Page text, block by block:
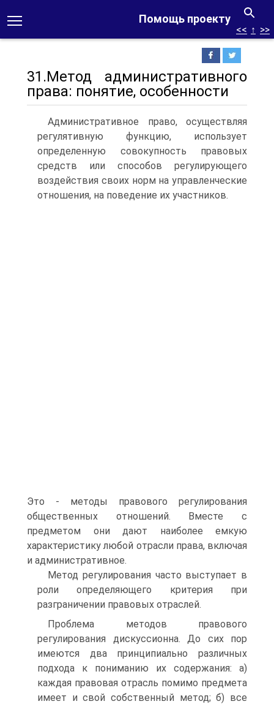
Помощь проекту
<< ↑ >>
31.Метод административного
права: понятие, особенности
Административное право, осуществляя
регулятивную функцию, использует
определенную совокупность правовых
средств или способов регулирующего
воздействия своих норм на управленческие
отношения, на поведение их участников.
Это - методы правового регулирования
общественных отношений. Вместе с
предметом они дают наиболее емкую
характеристику любой отрасли права, включая
и административное.
Метод регулирования часто выступает в
роли определяющего критерия при
разграничении правовых отраслей.
Проблема методов правового
регулирования дискуссионна. До сих пор
имеются два принципиально различных
подхода к пониманию их содержания: а)
каждая правовая отрасль помимо предмета
имеет и свой собственный метод; б) все